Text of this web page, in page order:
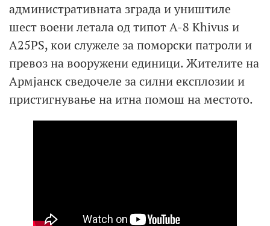
административната зграда и уништиле
шест воени летала од типот A-8 Khivus и
A25PS, кои служеле за поморски патроли и
превоз на вооружени единици. Жителите на
Армјанск сведочеле за силни експлозии и
пристигнување на итна помош на местото.